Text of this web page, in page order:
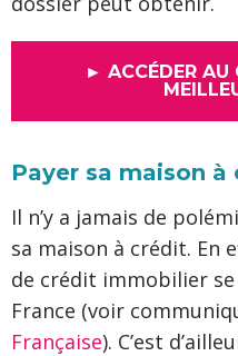
► ACCÉDER AU
Payer sa maison à
Il n’y a jamais de
sa maison à crédit. En
de crédit immobilier
France (voir
Française). C’est